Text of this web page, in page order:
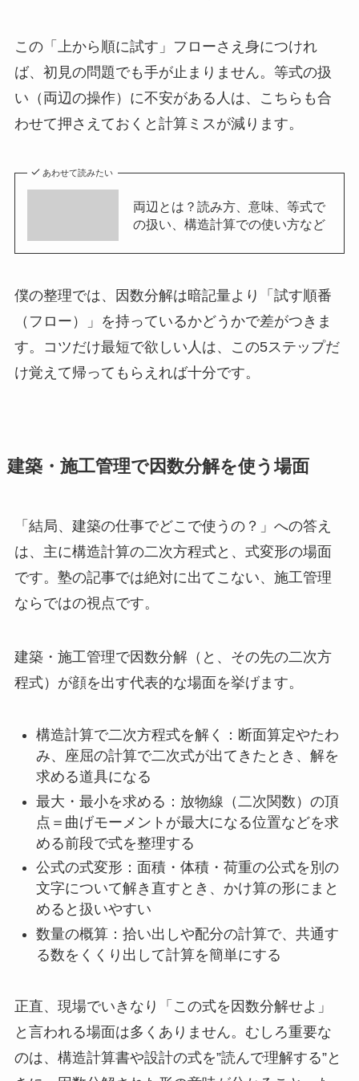
この「上から順に試す」フローさえ身につけれ
ば、初見の問題でも手が止まりません。等式の扱
い（両辺の操作）に不安がある人は、こちらも合
わせて押さえておくと計算ミスが減ります。
あわせて読みたい
両辺とは？読み方、意味、等式で
の扱い、構造計算での使い方など
僕の整理では、因数分解は暗記量より「試す順番
（フロー）」を持っているかどうかで差がつきま
す。コツだけ最短で欲しい人は、この5ステップだ
け覚えて帰ってもらえれば十分です。
建築・施工管理で因数分解を使う場面
「結局、建築の仕事でどこで使うの？」への答え
は、主に構造計算の二次方程式と、式変形の場面
です。塾の記事では絶対に出てこない、施工管理
ならではの視点です。
建築・施工管理で因数分解（と、その先の二次方
程式）が顔を出す代表的な場面を挙げます。
構造計算で二次方程式を解く：断面算定やたわ
み、座屈の計算で二次式が出てきたとき、解を
求める道具になる
最大・最小を求める：放物線（二次関数）の頂
点＝曲げモーメントが最大になる位置などを求
める前段で式を整理する
公式の式変形：面積・体積・荷重の公式を別の
文字について解き直すとき、かけ算の形にまと
めると扱いやすい
数量の概算：拾い出しや配分の計算で、共通す
る数をくくり出して計算を簡単にする
正直、現場でいきなり「この式を因数分解せよ」
と言われる場面は多くありません。むしろ重要な
のは、構造計算書や設計の式を”読んで理解する”と